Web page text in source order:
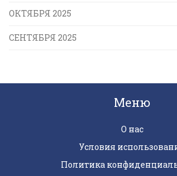
ОКТЯБРЯ 2025
СЕНТЯБРЯ 2025
Меню
О нас
Условия
Политика